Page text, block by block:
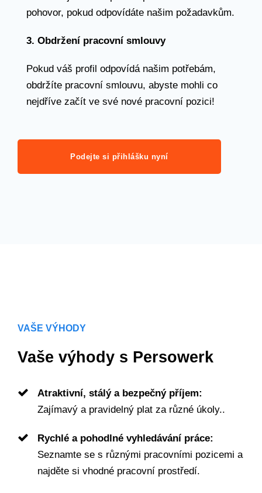
pohovor, pokud odpovídáte našim požadavkům.
3. Obdržení pracovní smlouvy
Pokud váš profil odpovídá našim potřebám,
obdržíte pracovní smlouvu, abyste mohli co
nejdříve začít ve své nové pracovní pozici!
Podejte si přihlášku nyní
VAŠE VÝHODY
Vaše výhody s Persowerk
Atraktivní, stálý a bezpečný příjem:
Zajímavý a pravidelný plat za různé úkoly..
Rychlé a pohodlné vyhledávání práce:
Seznamte se s různými pracovními pozicemi a
najděte si vhodné pracovní prostředí.